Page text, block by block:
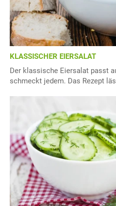
KLASSISCHER EIERSALAT
Der klassische Eiersalat passt
schmeckt jedem. Das Rezept